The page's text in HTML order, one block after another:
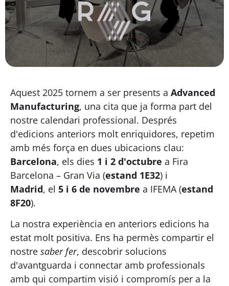
Aquest 2025 tornem a ser presents a Advanced
Manufacturing, una cita que ja forma part del
nostre calendari professional. Després
d'edicions anteriors molt enriquidores, repetim
amb més força en dues ubicacions clau:
Barcelona, els dies 1 i 2 d'octubre a Fira
Barcelona – Gran Via (estand 1E32) i
Madrid, el 5 i 6 de novembre a IFEMA (estand
8F20).
La nostra experiència en anteriors edicions ha
estat molt positiva. Ens ha permès compartir el
nostre saber fer, descobrir solucions
d'avantguarda i connectar amb professionals
amb qui compartim visió i compromís per a la